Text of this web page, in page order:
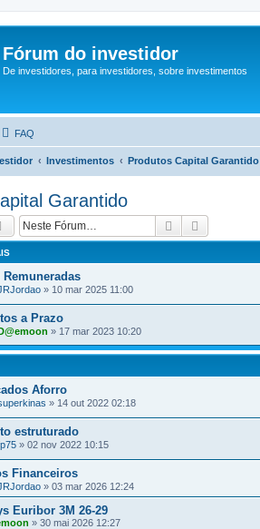
Fórum do investidor
De investidores, para investidores, sobre investimentos
FAQ
Investimentos Produtos Capital Garantido
Garantido
Pesquisar
Remuneradas
» 10 mar 2025 11:00
a Prazo
» 17 mar 2023 10:20
Aforro
» 14 out 2022 02:18
estruturado
» 02 nov 2022 10:15
Financeiros
» 03 mar 2026 12:24
Euribor 3M 26-29
» 30 mai 2026 12:27